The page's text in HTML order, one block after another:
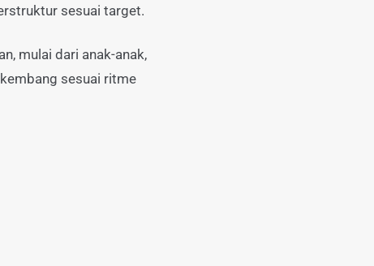
sesuai target.
mulai dari anak-anak,
sesuai ritme